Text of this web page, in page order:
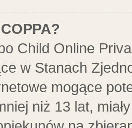
Child Online
w Stanach
mogące
niż 13 lat,